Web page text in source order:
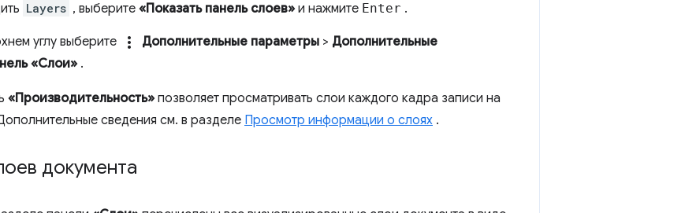
Layers , выберите «Показать панель слоев» и нажмите Enter .
углу выберите more_vert Дополнительные параметры > Дополнительные
«Слои» .
«Производительность» позволяет просматривать слои каждого кадра записи на
сведения см. в разделе Просмотр информации о слоях .
документа